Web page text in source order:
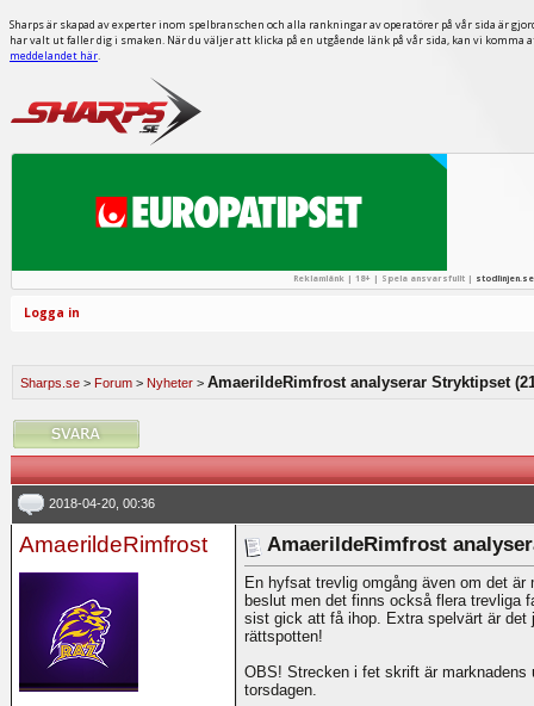
Sharps är skapad av experter inom spelbranschen och alla rankningar av operatörer på vår sida är
har valt ut faller dig i smaken. När du väljer att klicka på en utgående länk på vår sida, kan vi
meddelandet här.
Reklamlänk | 18+ | Spela ansvarsfullt | stodlinjen.se
Logga in
Sharps.se > Forum > Nyheter > AmaerildeRimfrost analyserar Stryktipset
2018-04-20, 00:36
AmaerildeRimfrost AmaerildeRimfrost
En hyfsat trevlig omgång även om det
beslut men det finns också flera trevliga
sist gick att få ihop. Extra spelvärt är det
rättspotten!
OBS! Strecken i fet skrift är marknadens
torsdagen.